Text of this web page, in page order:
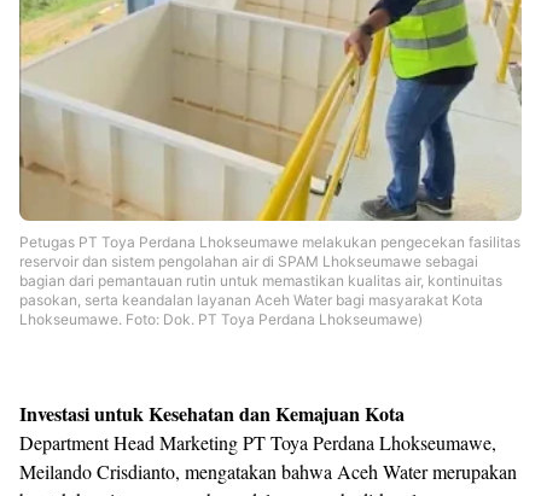
Petugas PT Toya Perdana Lhokseumawe melakukan pengecekan fasilitas
reservoir dan sistem pengolahan air di SPAM Lhokseumawe sebagai
bagian dari pemantauan rutin untuk memastikan kualitas air, kontinuitas
pasokan, serta keandalan layanan Aceh Water bagi masyarakat Kota
Lhokseumawe. Foto: Dok. PT Toya Perdana Lhokseumawe)
Investasi untuk Kesehatan dan Kemajuan Kota
Department Head Marketing PT Toya Perdana Lhokseumawe,
Meilando Crisdianto, mengatakan bahwa Aceh Water merupakan